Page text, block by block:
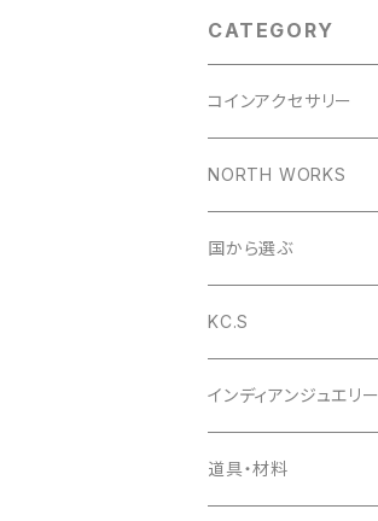
CATEGORY
コインアクセサリー
コインリング
1953年
1954年
コインペンダント
1953年
1954年
コインバングル
1953年
1954年
コインガーディアンベル
コインの迷子札
NORTH WORKS
ペンダント
リング
バングル
ピアス
国から選ぶ
アメリカ
イギリス
デンマーク
KC.S
財布
ラウンドファスナー
小銭入れ
インディアンジュエリー
ペンダント
道具・材料